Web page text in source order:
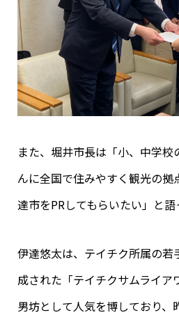
また、堀井市長は「小、中学校
んに全国で住みやすく観光の
達市をPRしてもらいたい」と語
伊達悠太は、テイチク所属の若
成された「テイチクサムライア
男坊として人気を博しており、